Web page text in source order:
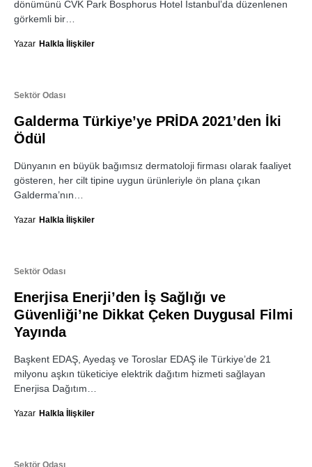
dönümünü CVK Park Bosphorus Hotel İstanbul’da düzenlenen
görkemli bir…
Yazar Halkla İlişkiler
Sektör Odası
Galderma Türkiye’ye PRİDA 2021’den İki
Ödül
Dünyanın en büyük bağımsız dermatoloji firması olarak faaliyet
gösteren, her cilt tipine uygun ürünleriyle ön plana çıkan
Galderma’nın…
Yazar Halkla İlişkiler
Sektör Odası
Enerjisa Enerji’den İş Sağlığı ve
Güvenliği’ne Dikkat Çeken Duygusal Filmi
Yayında
Başkent EDAŞ, Ayedaş ve Toroslar EDAŞ ile Türkiye’de 21
milyonu aşkın tüketiciye elektrik dağıtım hizmeti sağlayan
Enerjisa Dağıtım…
Yazar Halkla İlişkiler
Sektör Odası